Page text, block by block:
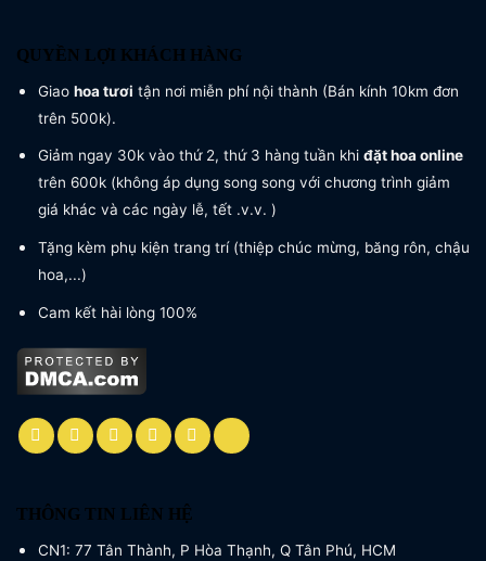
QUYỀN LỢI KHÁCH HÀNG
Giao hoa tươi tận nơi miễn phí nội thành (Bán kính 10km đơn
trên 500k).
Giảm ngay 30k vào thứ 2, thứ 3 hàng tuần khi đặt hoa online
trên 600k (không áp dụng song song với chương trình giảm
giá khác và các ngày lễ, tết .v.v. )
Tặng kèm phụ kiện trang trí (thiệp chúc mừng, băng rôn, chậu
hoa,...)
Cam kết hài lòng 100%
THÔNG TIN LIÊN HỆ
CN1: 77 Tân Thành, P Hòa Thạnh, Q Tân Phú, HCM